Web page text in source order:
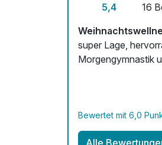
5,4
16
super Lage,
Morgengymnastik
Bewertet mit 6,0
Alle